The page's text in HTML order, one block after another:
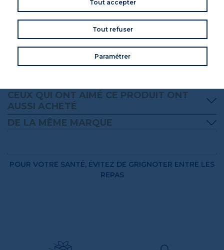
Tout accepter
Tout refuser
Paramétrer
VOS AVIS
CEUX QUI ONT AIMÉ CE PRODUIT ONT
AUSSI ACHETÉ
DE LA MÊME MARQUE
POUR VOTRE SANTÉ, ÉVITEZ DE GRIGNOTER ENTRE LES
REPAS